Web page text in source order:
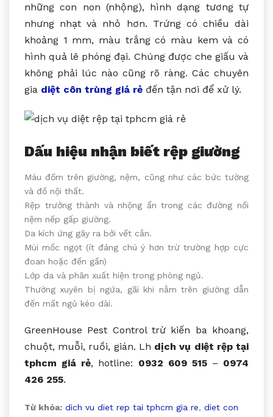
những con non (nhộng), hình dạng tương tự
nhưng nhạt và nhỏ hơn. Trứng có chiều dài
khoảng 1 mm, màu trắng có màu kem và có
hình quả lê phóng đại. Chúng được che giấu và
không phải lúc nào cũng rõ ràng. Các chuyên
gia diệt côn trùng giá rẻ đến tận nơi để xử lý.
Dấu hiệu nhận biết rệp giường
Máu đốm trên giường, nệm, cũng như các bức tường
và đồ nội thất.
Rệp trưởng thành và nhộng ẩn trong các đường nối
nệm nếp gấp giường.
Da kích ứng gây ra bởi vết cắn.
Mùi mốc ngọt (ít đáng chú ý hơn trừ trường hợp cực
đoan hoặc đến gần)
Lớp da và phân xuất hiện trong phòng ngủ.
Thường xuyên bị ngứa, gãi khi nằm trên giường dẫn
đến mất ngủ kéo dài.
GreenHouse Pest Control trừ kiến ba khoang,
chuột, muỗi, ruồi, gián. Lh dịch vụ diệt rệp tại
tphcm giá rẻ, hotline: 0932 609 515– 0974
426 255.
Từ khóa: dich vu diet rep tai tphcm gia re, diet con